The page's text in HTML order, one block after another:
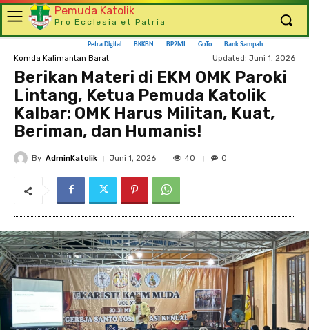
Pemuda Katolik
Pro Ecclesia et Patria
Petra Digital BKKBN BP2MI GoTo Bank Sampah
Komda Kalimantan Barat Updated: Juni 1, 2026
Berikan Materi di EKM OMK Paroki
Lintang, Ketua Pemuda Katolik
Kalbar: OMK Harus Militan, Kuat,
Beriman, dan Humanis!
By AdminKatolik Juni 1, 2026 40 0